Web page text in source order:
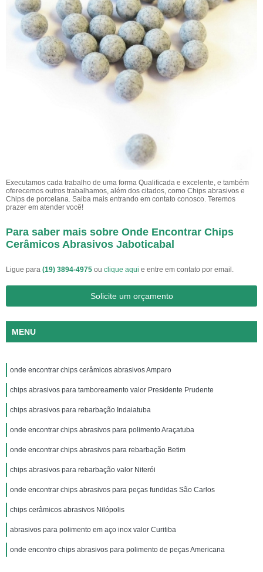
Executamos cada trabalho de uma forma Qualificada e excelente, e também
oferecemos outros trabalhamos, além dos citados, como Chips abrasivos e
Chips de porcelana. Saiba mais entrando em contato conosco. Teremos
prazer em atender você!
Para saber mais sobre Onde Encontrar Chips
Cerâmicos Abrasivos Jaboticabal
Ligue para (19) 3894-4975 ou clique aqui e entre em contato por email.
Solicite um orçamento
MENU
onde encontrar chips cerâmicos abrasivos Amparo
chips abrasivos para tamboreamento valor Presidente Prudente
chips abrasivos para rebarbação Indaiatuba
onde encontrar chips abrasivos para polimento Araçatuba
onde encontrar chips abrasivos para rebarbação Betim
chips abrasivos para rebarbação valor Niterói
onde encontrar chips abrasivos para peças fundidas São Carlos
chips cerâmicos abrasivos Nilópolis
abrasivos para polimento em aço inox valor Curitiba
onde encontro chips abrasivos para polimento de peças Americana